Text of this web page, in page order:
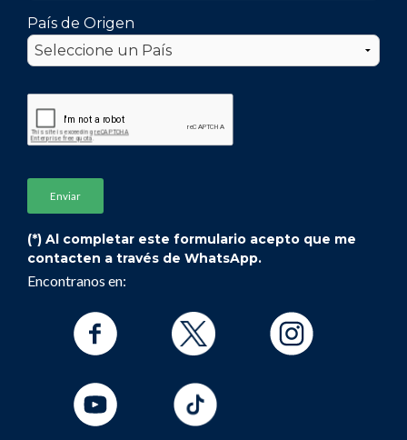
País de Origen
(*) Al completar este formulario acepto que me
contacten a través de WhatsApp.
Encontranos en: